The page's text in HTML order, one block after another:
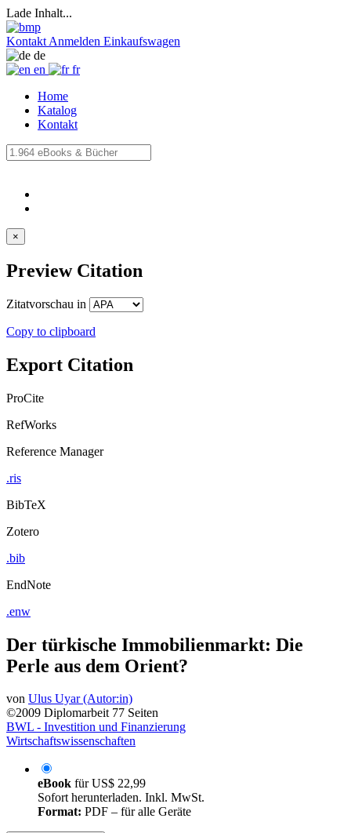
Lade Inhalt...
Kontakt Anmelden Einkaufswagen
de
en
fr
Home
Katalog
Kontakt
×
Preview Citation
Zitatvorschau in
Copy to clipboard
Export Citation
ProCite
RefWorks
Reference Manager
.ris
BibTeX
Zotero
.bib
EndNote
.enw
Der türkische Immobilienmarkt: Die
Perle aus dem Orient?
von Ulus Uyar (Autor:in)
©2009 Diplomarbeit 77 Seiten
BWL - Investition und Finanzierung
Wirtschaftswissenschaften
eBook fürUS$ 22,99
Sofort herunterladen. Inkl. MwSt.
Format: PDF – für alle Geräte